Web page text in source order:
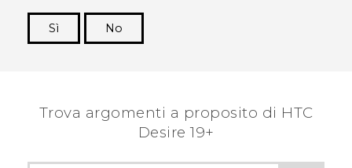
Sì
No
Trova argomenti a proposito di ‎HTC
Desire 19+‎